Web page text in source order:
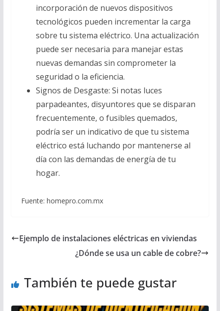
incorporación de nuevos dispositivos
tecnológicos pueden incrementar la carga
sobre tu sistema eléctrico. Una actualización
puede ser necesaria para manejar estas
nuevas demandas sin comprometer la
seguridad o la eficiencia.
Signos de Desgaste: Si notas luces
parpadeantes, disyuntores que se disparan
frecuentemente, o fusibles quemados,
podría ser un indicativo de que tu sistema
eléctrico está luchando por mantenerse al
día con las demandas de energía de tu
hogar.
Fuente: homepro.com.mx
Ejemplo de instalaciones eléctricas en viviendas
¿Dónde se usa un cable de cobre?
También te puede gustar